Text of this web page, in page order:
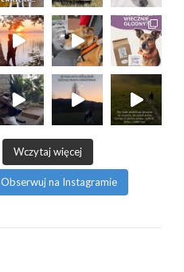
Wczytaj więcej
Obserwuj na Instagramie